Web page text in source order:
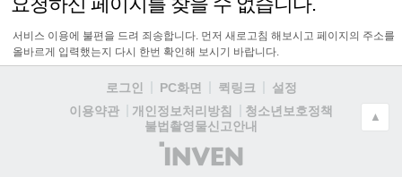
서비스 이용에 불편을 드려 죄송합니다. 먼저 새로고침 해보시고 페이지의 주소를
올바르게 입력했는지 다시 한번 확인해 보시기 바랍니다.
로그인 PC화면 퀵링크
설정
이용약관
개인정보처리방침
청소년보호정책
불법촬영물신고안내
(주)
인
▲